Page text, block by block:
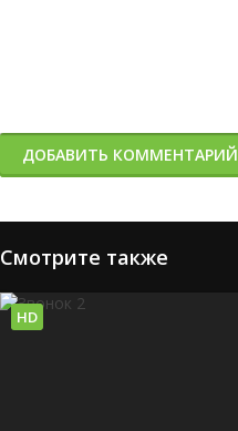
ДОБАВИТЬ КОММЕНТАРИЙ
Смотрите также
HD